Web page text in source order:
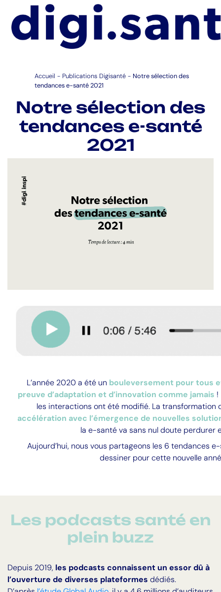
Accueil - Publications Digisanté - Notre sélection des
tendances e-santé 2021
Notre sélection des
tendances e-santé
2021
L’année 2020 a été un bouleversement pour tous
preuve d’adaptation et d’innovation comme jamais !
les interactions ont été modifié. La transformation
accélération avec l’émergence de nouvelles
la e-santé va sans nul doute perdurer
Aujourd’hui, nous vous partageons les 6 tendances
dessiner pour cette nouvelle
Les podcasts santé en
plein buzz
Depuis 2019, les podcasts connaissent un essor dû à
l’ouverture de diverses plateformes dédiés.